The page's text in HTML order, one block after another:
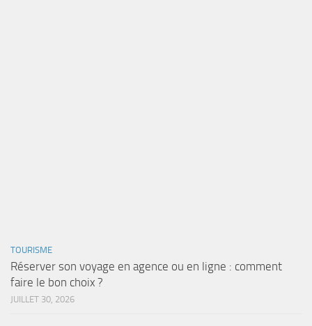
TOURISME
Réserver son voyage en agence ou en ligne : comment
faire le bon choix ?
JUILLET 30, 2026